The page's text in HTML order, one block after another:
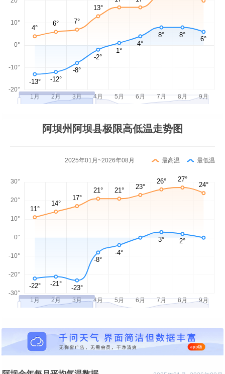
阿坝州阿坝县极限高低温走势图
2025年01月~2026年08月 最高温 最低温